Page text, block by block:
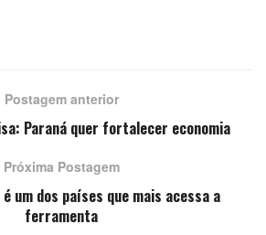
Postagem anterior
Paraná quer fortalecer economia
Próxima Postagem
um dos países que mais acessa a
ferramenta